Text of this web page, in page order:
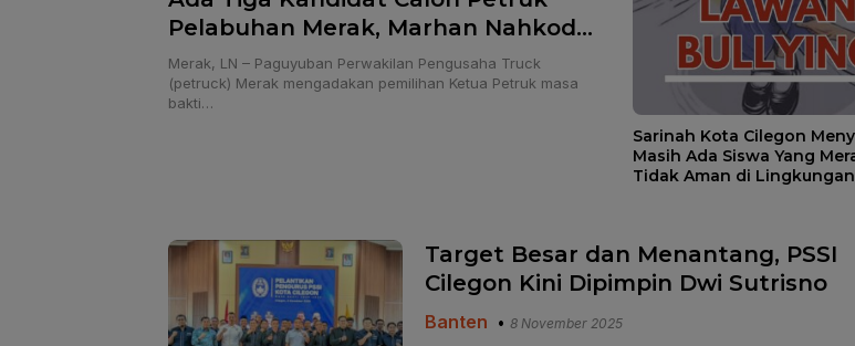
Pelabuhan Merak, Marhan Nahkodai
Paguyuban “PETRUK” Periode 2025-
2030
Merak, LN – Paguyuban Perwakilan Pengusaha Truck
(petruck) Merak mengadakan pemilihan Ketua Petruk masa
bakti…
Sarinah Kota Cilegon
Masih Ada Siswa Yang
Tidak Aman di Lingkungan
Target Besar dan Menantang, PSSI
Cilegon Kini Dipimpin Dwi Sutrisno
Banten • 8 November 2025